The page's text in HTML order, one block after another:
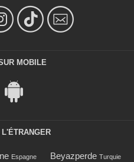
MOBILE
Espagne Beyazperde Turquie